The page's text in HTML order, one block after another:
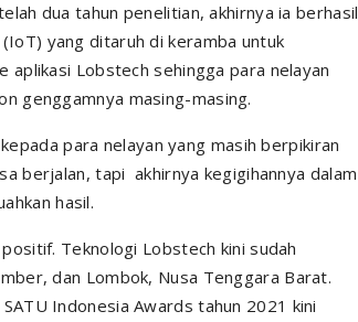
dua tahun penelitian, akhirnya ia berhasil
yang ditaruh di keramba untuk
aplikasi Lobstech sehingga para nelayan
genggamnya masing-masing.
para nelayan yang masih berpikiran
berjalan, tapi akhirnya kegigihannya dalam
hasil.
Teknologi Lobstech kini sudah
dan Lombok, Nusa Tenggara Barat.
Indonesia Awards tahun 2021 kini